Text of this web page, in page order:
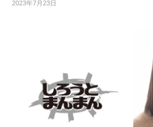
2023年7月23日